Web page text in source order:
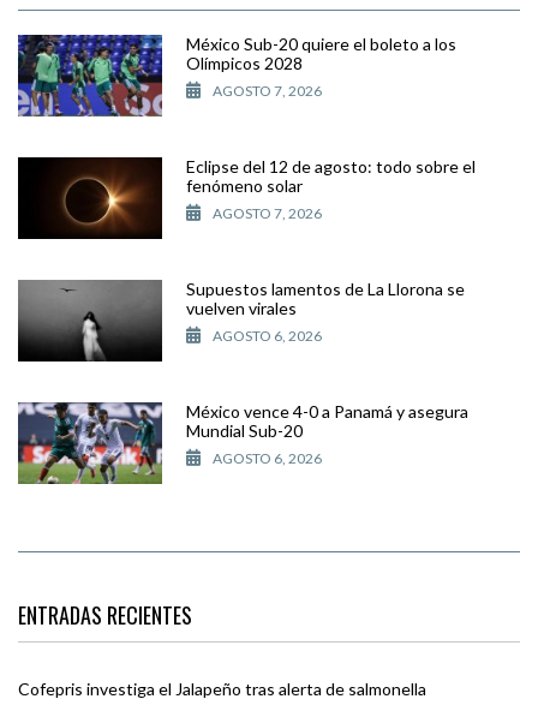
México Sub-20 quiere el boleto a los
Olímpicos 2028
AGOSTO 7, 2026
Eclipse del 12 de agosto: todo sobre el
fenómeno solar
AGOSTO 7, 2026
Supuestos lamentos de La Llorona se
vuelven virales
AGOSTO 6, 2026
México vence 4-0 a Panamá y asegura
Mundial Sub-20
AGOSTO 6, 2026
ENTRADAS RECIENTES
Cofepris investiga el Jalapeño tras alerta de salmonella